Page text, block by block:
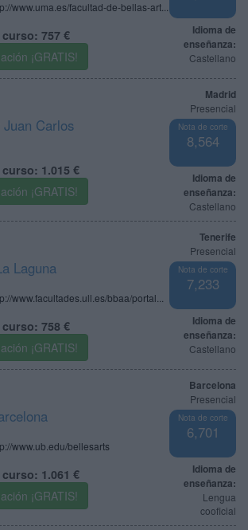
Idioma de
enseñanza:
Castellano
www.uma.es/facultad-de-bellas-art...
757 €
¡GRATIS!
Madrid
Presencial
Nota de corte
8,564
Idioma de
enseñanza:
Castellano
Carlos
1.015 €
¡GRATIS!
Tenerife
Presencial
Nota de corte
7,233
Idioma de
enseñanza:
Castellano
Laguna
www.facultades.ull.es/bbaa/portal...
758 €
¡GRATIS!
Barcelona
Presencial
Nota de corte
6,701
Idioma de
enseñanza:
Lengua
cooficial
www.ub.edu/bellesarts
1.061 €
¡GRATIS!